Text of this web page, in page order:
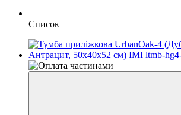
Список